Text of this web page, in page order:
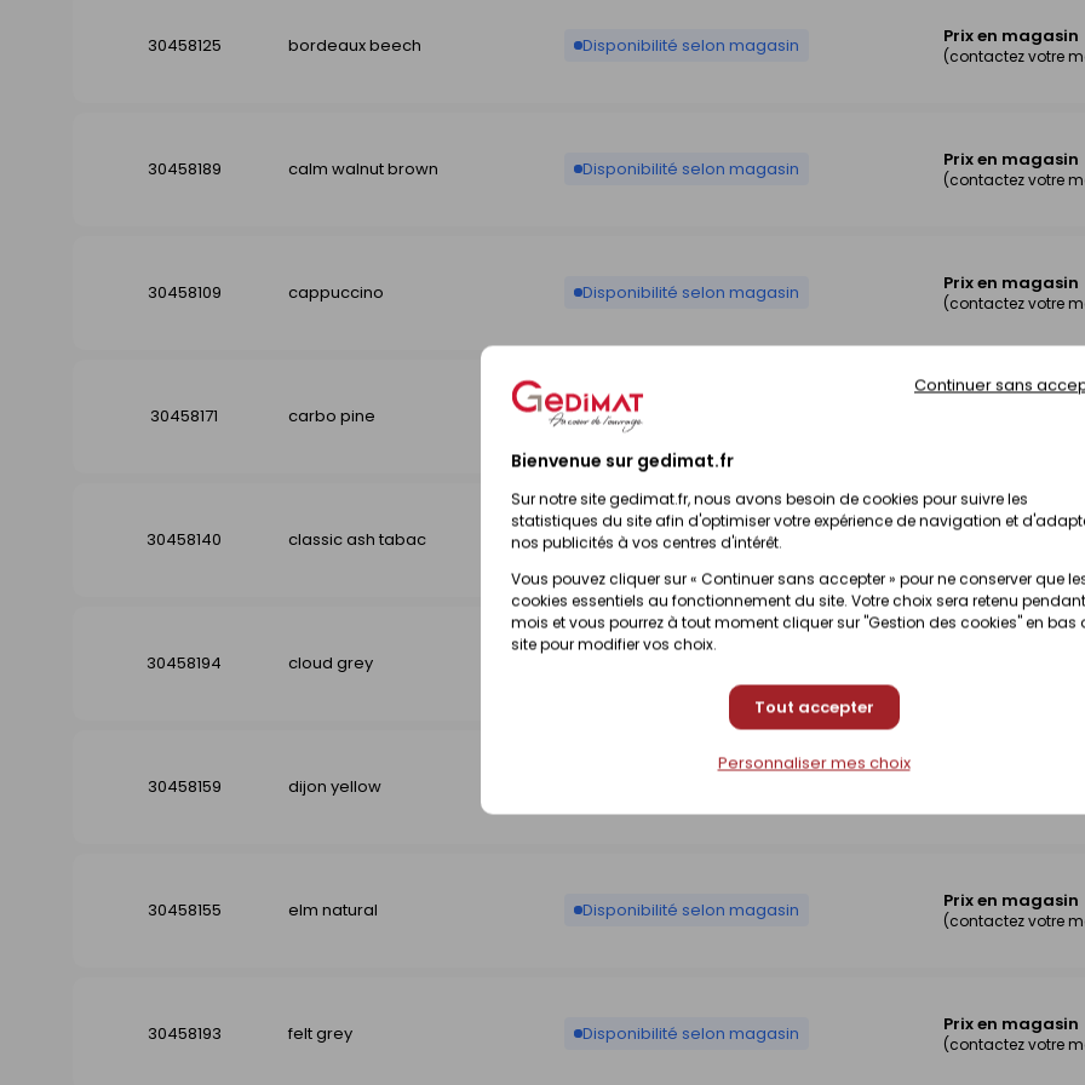
Bienvenue sur gedimat.fr
Sur notre site gedimat.fr, nous avons besoin de cookies pour suivre les
statistiques du site afin d'optimiser votre expérience de navigation et
nos publicités à vos centres d'intérêt.
Vous pouvez cliquer sur « Continuer sans accepter » pour ne conserver que
cookies essentiels au fonctionnement du site. Votre choix sera retenu pendant
mois et vous pourrez à tout moment cliquer sur "Gestion des cookies" en bas
site pour modifier vos choix.
Tout accepter
Continuer sans
Personnaliser mes choix
30458125 bordeaux beech Disponibilité selon magasin Prix en magasin
(contactez votre
30458189 calm walnut brown Disponibilité selon magasin Prix en magasin
(contactez votre
30458109 cappuccino Disponibilité selon magasin Prix en magasin
(contactez votre
30458171 carbo pine Disponibilité selon magasin
30458140 classic ash tabac Disponibilité selon magasin Prix en magasin
30458194 cloud grey
30458159 dijon yellow
30458155 elm natural Disponibilité selon magasin Prix en magasin
(contactez votre
30458193 felt grey Disponibilité selon magasin Prix en magasin
(contactez votre